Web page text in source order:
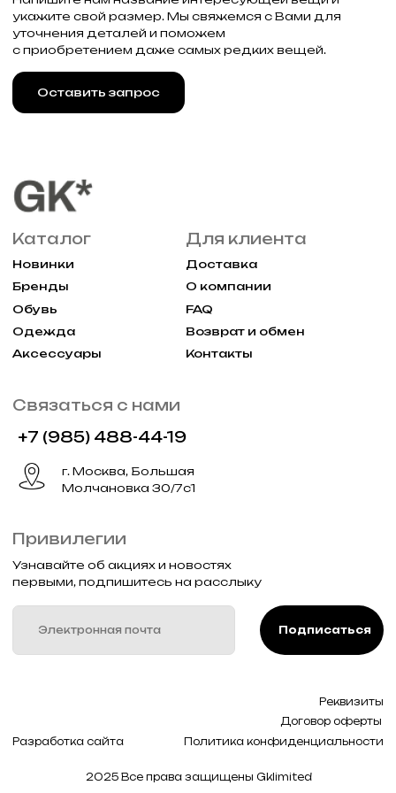
2025 Все права защищены Gklimited
Реквизиты
Политика конфиденциальности
Разработка сайта